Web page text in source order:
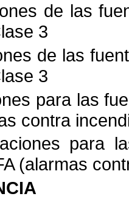
de las
3
de las
3
para las
contra
para
(alarmas